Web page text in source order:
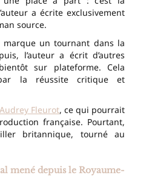
a écrite exclusivement
source.
marque un tournant dans la
l’auteur a écrit d’autres
sur plateforme. Cela
par la réussite critique et
Audrey Fleurot, ce qui pourrait
française. Pourtant,
britannique, tourné au
mené depuis le Royaume-